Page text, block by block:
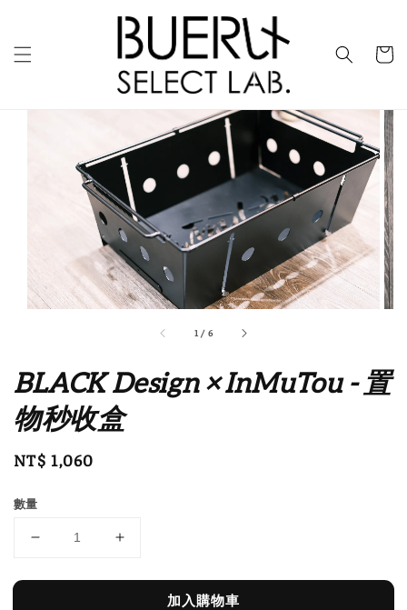
1 / 6
BLACK Design × InMuTou - 置
物秒收盒
Regular
NT$ 1,060
數量
加入購物車